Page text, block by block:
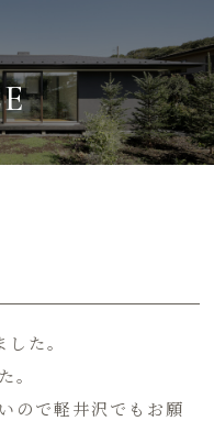
た。
。
ので軽井沢でもお願